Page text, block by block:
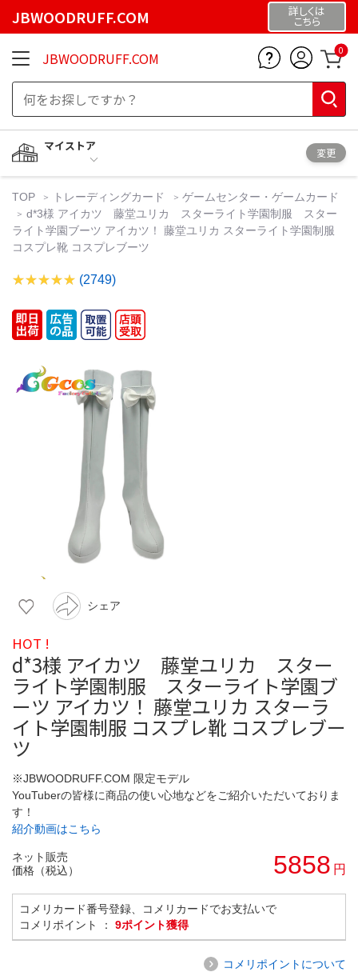
JBWOODRUFF.COM 詳しくは
こちら
JBWOODRUFF.COM 0
マイストア
変更
TOP トレーディングカード
ゲームセンター・ゲームカード
d*3様 アイカツ 藤堂ユリカ スターライト学園制服 スター
ライト学園ブーツ アイカツ！ 藤堂ユリカ スターライト学園制服
コスプレ靴 コスプレブーツ
(2749)
シェア
HOT !
d*3様 アイカツ 藤堂ユリカ スター
ライト学園制服 スターライト学園ブ
ーツ アイカツ！ 藤堂ユリカ スターラ
イト学園制服 コスプレ靴 コスプレブー
ツ
※JBWOODRUFF.COM 限定モデル
YouTuberの皆様に商品の使い心地などをご紹介いただいておりま
す！
紹介動画はこちら
ネット販売
価格（税込）
5858 円
コメリカード番号登録、コメリカードでお支払いで
コメリポイント ： 9ポイント獲得
コメリポイントについて